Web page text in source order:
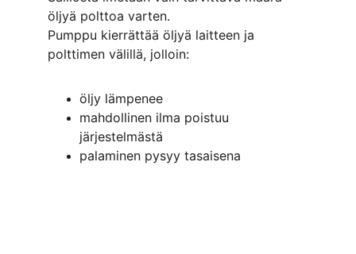
öljyä polttoa varten.
Pumppu kierrättää öljyä laitteen ja
polttimen välillä, jolloin:
öljy lämpenee
mahdollinen ilma poistuu
järjestelmästä
palaminen pysyy tasaisena